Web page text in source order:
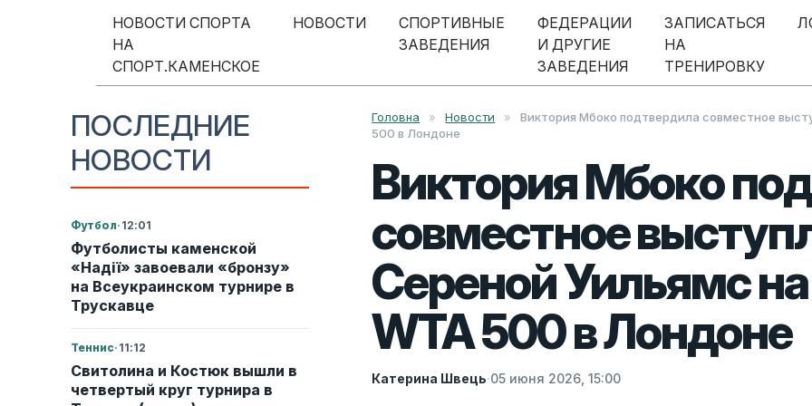
Перейти к содержимому
Меню навигации
НОВОСТИ СПОРТА
НА
СПОРТ.КАМЕНСКОЕ
НОВОСТИ
СПОРТИВНЫЕ
ЗАВЕДЕНИЯ
ФЕДЕРАЦИИ
И ДРУГИЕ
ЗАВЕДЕНИЯ
ЗАПИСАТЬСЯ
НА
ТРЕНИРОВКУ
ПОСЛЕДНИЕ
НОВОСТИ
Футбол· 12:01
Футболисты каменской
«Надії» завоевали «бронзу»
на Всеукраинском турнире в
Трускавце
Теннис· 11:12
Свитолина и Костюк вышли в
четвертый круг турнира в
Головна » Новости »
Виктория Мбоко подтвердила совместное
500 в Лондоне
Виктория Мбоко
совместное
Сереной Уильямс
WTA 500 в Лондоне
Катерина Швець·05 июня 2026, 15:00